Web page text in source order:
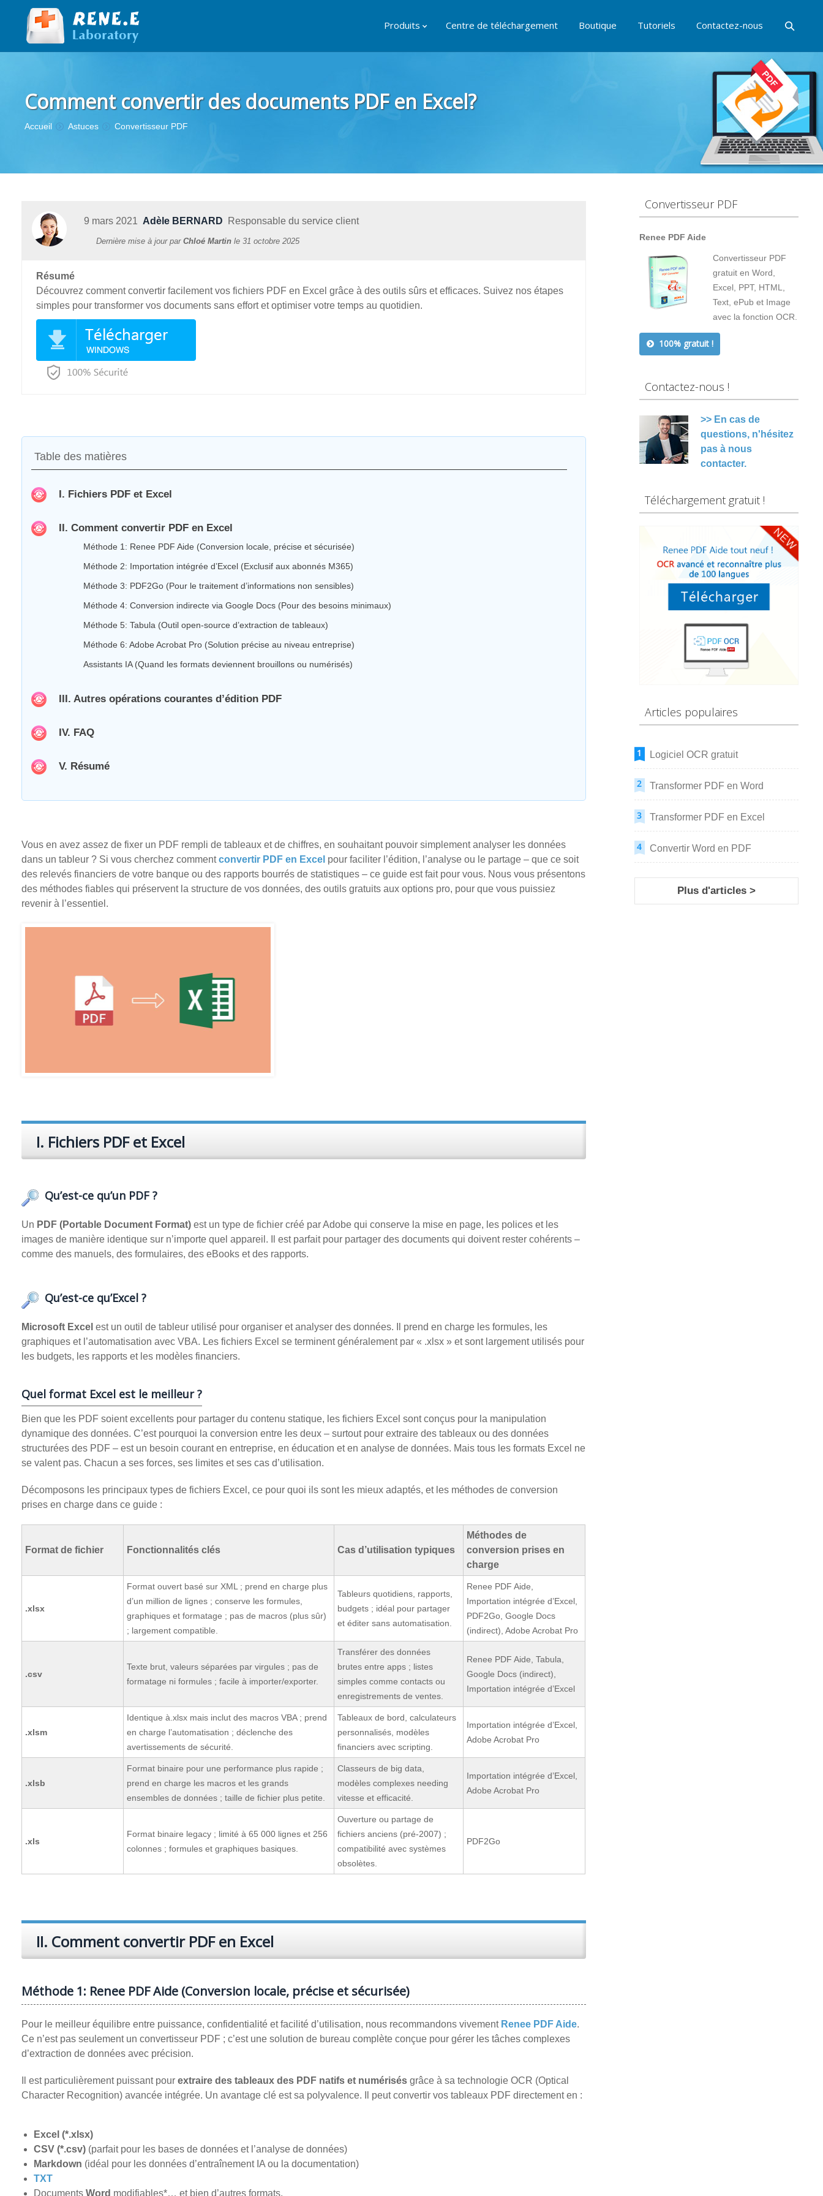
Produits Centre de téléchargement Boutique Tutoriels Contactez-nous
Comment convertir des documents PDF en Excel?
Vous êtes ici :
Accueil Astuces Convertisseur PDF
9 mars 2021 Adèle BERNARD Responsable du service client
Dernière mise à jour par Chloé Martin le 31 octobre 2025
Résumé
Découvrez comment convertir facilement vos fichiers PDF en Excel grâce à des outils sûrs et efficaces. Suivez nos étapes
simples pour transformer vos documents sans effort et optimiser votre temps au quotidien.
Table des matières
I. Fichiers PDF et Excel
II. Comment convertir PDF en Excel
Méthode 1: Renee PDF Aide (Conversion locale, précise et sécurisée)
Méthode 2: Importation intégrée d’Excel (Exclusif aux abonnés M365)
Méthode 3: PDF2Go (Pour le traitement d’informations non sensibles)
Méthode 4: Conversion indirecte via Google Docs (Pour des besoins minimaux)
Méthode 5: Tabula (Outil open-source d’extraction de tableaux)
Méthode 6: Adobe Acrobat Pro (Solution précise au niveau entreprise)
Assistants IA (Quand les formats deviennent brouillons ou numérisés)
III. Autres opérations courantes d’édition PDF
IV. FAQ
V. Résumé
Vous en avez assez de fixer un PDF rempli de tableaux et de chiffres, en souhaitant pouvoir simplement analyser les données
dans un tableur ? Si vous cherchez commentconvertir PDF en Excel pour faciliter l’édition, l’analyse ou le partage – que ce soit
des relevés financiers de votre banque ou des rapports bourrés de statistiques – ce guide est fait pour vous. Nous vous présentons
des méthodes fiables qui préservent la structure de vos données, des outils gratuits aux options pro, pour que vous puissiez
revenir à l’essentiel.
I. Fichiers PDF et Excel
Qu’est-ce qu’un PDF ?
Un PDF (Portable Document Format) est un type de fichier créé par Adobe qui conserve la mise en page, les polices et les
images de manière identique sur n’importe quel appareil. Il est parfait pour partager des documents qui doivent rester cohérents –
comme des manuels, des formulaires, des eBooks et des rapports.
Qu’est-ce qu’Excel ?
Microsoft Excel est un outil de tableur utilisé pour organiser et analyser des données. Il prend en charge les formules, les
graphiques et l’automatisation avec VBA. Les fichiers Excel se terminent généralement par « .xlsx » et sont largement utilisés pour
les budgets, les rapports et les modèles financiers.
Quel format Excel est le meilleur ?
Bien que les PDF soient excellents pour partager du contenu statique, les fichiers Excel sont conçus pour la manipulation
dynamique des données. C’est pourquoi la conversion entre les deux – surtout pour extraire des tableaux ou des données
structurées des PDF – est un besoin courant en entreprise, en éducation et en analyse de données. Mais tous les formats Excel ne
se valent pas. Chacun a ses forces, ses limites et ses cas d’utilisation.
Décomposons les principaux types de fichiers Excel, ce pour quoi ils sont les mieux adaptés, et les méthodes de conversion
prises en charge dans ce guide :
Format de fichier Fonctionnalités clés Cas d’utilisation typiques
Méthodes de
conversion prises en
charge
.xlsx
Format ouvert basé sur XML ; prend en charge plus
d’un million de lignes ; conserve les formules,
graphiques et formatage ; pas de macros (plus sûr)
; largement compatible.
Tableurs quotidiens, rapports,
budgets ; idéal pour partager
et éditer sans automatisation.
Renee PDF Aide,
Importation intégrée d’Excel,
PDF2Go, Google Docs
(indirect), Adobe Acrobat Pro
.csv
Texte brut, valeurs séparées par virgules ; pas de
formatage ni formules ; facile à importer/exporter.
Transférer des données
brutes entre apps ; listes
simples comme contacts ou
enregistrements de ventes.
Renee PDF Aide, Tabula,
Google Docs (indirect),
Importation intégrée d’Excel
.xlsm
Identique à.xlsx mais inclut des macros VBA ; prend
en charge l’automatisation ; déclenche des
avertissements de sécurité.
Tableaux de bord, calculateurs
personnalisés, modèles
financiers avec scripting.
Importation intégrée d’Excel,
Adobe Acrobat Pro
.xlsb
Format binaire pour une performance plus rapide ;
prend en charge les macros et les grands
ensembles de données ; taille de fichier plus petite.
Classeurs de big data,
modèles complexes needing
vitesse et efficacité.
Importation intégrée d’Excel,
Adobe Acrobat Pro
.xls
Format binaire legacy ; limité à 65 000 lignes et 256
colonnes ; formules et graphiques basiques.
Ouverture ou partage de
fichiers anciens (pré-2007) ;
compatibilité avec systèmes
obsolètes.
PDF2Go
II. Comment convertir PDF en Excel
Méthode 1: Renee PDF Aide (Conversion locale, précise et sécurisée)
Pour le meilleur équilibre entre puissance, confidentialité et facilité d’utilisation, nous recommandons vivement Renee PDF Aide.
Ce n’est pas seulement un convertisseur PDF ; c’est une solution de bureau complète conçue pour gérer les tâches complexes
d’extraction de données avec précision.
Il est particulièrement puissant pour extraire des tableaux des PDF natifs et numérisés grâce à sa technologie OCR (Optical
Character Recognition) avancée intégrée. Un avantage clé est sa polyvalence. Il peut convertir vos tableaux PDF directement en :
Excel (*.xlsx)
CSV (*.csv) (parfait pour les bases de données et l’analyse de données)
Markdown (idéal pour les données d’entraînement IA ou la documentation)
TXT
Documents Word modifiables*… et bien d’autres formats.
Convertisseur PDF
Renee PDF Aide
Convertisseur PDF
gratuit en Word,
Excel, PPT, HTML,
Text, ePub et Image
avec la fonction OCR.
100% gratuit !
Contactez-nous !
>> En cas de
questions, n'hésitez
pas à nous
contacter.
Téléchargement gratuit !
Articles populaires
Logiciel OCR gratuit
Transformer PDF en Word
Transformer PDF en Excel
Convertir Word en PDF
Plus d'articles >